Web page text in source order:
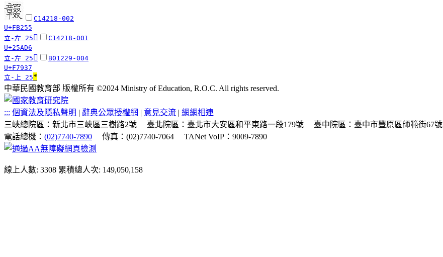
C14218-002
U+FB255
立-左 25 𥫖
C14218-001
U+25AD6
立-左 25 󷤷
B01229-004
U+F7937
立-上 25*
中華民國教育部 版權所有 ©2024 Ministry of Education, R.O.C. All rights reserved.
::: 個資法及隱私聲明 | 辭典公眾授權網 | 意見交流 | 網網相連
三峽總院區：新北市三峽區三樹路2號
臺北院區：臺北市大安區和平東路一段179號
臺中院區：臺中市豐原區師範街67號
電話總機： (02)7740-7890 傳真：(02)7740-7064 TANet VoIP：9009-7890
線上人數: 3308 累積總人次: 149,050,158